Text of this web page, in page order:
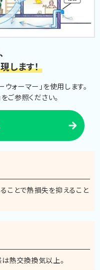
します！
ォーマー」を使用します。
ご参照ください。
ことで熱損失を抑えること
熱交換換気以上。